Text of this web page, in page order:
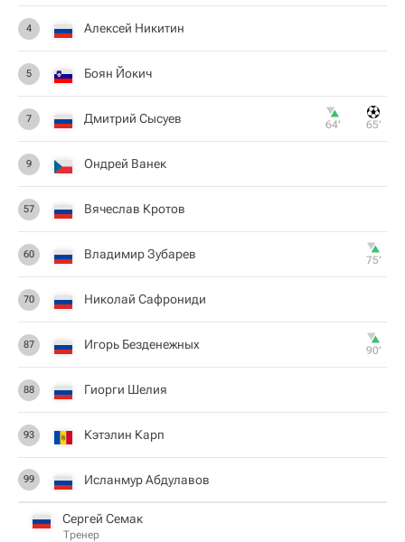
4 Алексей Никитин
5 Боян Йокич
7 Дмитрий Сысуев 64‎’‎ 65‎’‎
9 Ондрей Ванек
57 Вячеслав Кротов
60 Владимир Зубарев 75‎’‎
70 Николай Сафрониди
87 Игорь Безденежных 90‎’‎
88 Гиорги Шелия
93 Кэтэлин Карп
99 Исланмур Абдулавов
Сергей Семак
Тренер